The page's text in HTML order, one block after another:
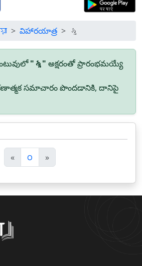
విహారయాత్ర ৡ
"ৡ" అక్షరంతో ప్రారంభమయ్యే
సమాచారం పొందడానికి, దానిపై
«पि
छ
ला
౦ »अ
ग
ला